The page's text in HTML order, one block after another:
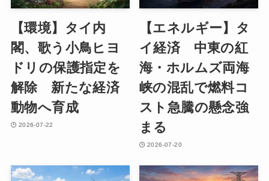
【環境】タイ内
閣、歌う小鳥ヒヨ
ドリの保護指定を
解除 新たな経済
動物へ育成
2026-07-22
【エネルギー】タ
イ経済 中東の紅
海・ホルムズ両海
峡の混乱で燃料コ
スト急騰の懸念強
まる
2026-07-20